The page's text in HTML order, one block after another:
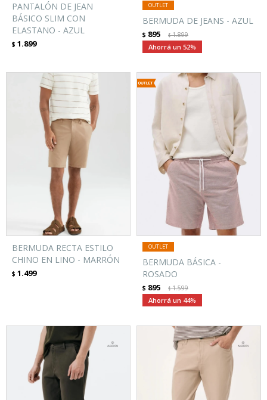
PANTALÓN DE JEAN
BÁSICO SLIM CON
ELASTANO - AZUL
$ 1.899
BERMUDA DE JEANS - AZUL
$ 895 $1.899
52
BERMUDA RECTA ESTILO
CHINO EN LINO - MARRÓN
$ 1.499
BERMUDA BÁSICA -
ROSADO
$ 895 $1.599
44